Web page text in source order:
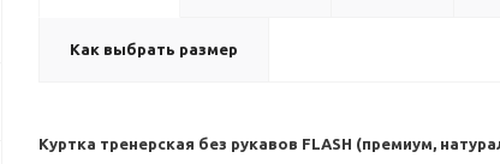
Как выбрать размер
Куртка тренерская без рукавов FLASH (премиум,